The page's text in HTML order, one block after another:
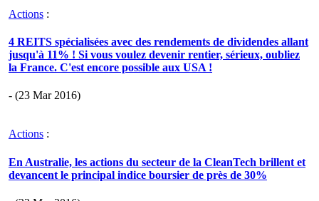
Actions :
4 REITS spécialisées avec des rendements de dividendes allant
jusqu'à 11% ! Si vous voulez devenir rentier, sérieux, oubliez
la France. C'est encore possible aux USA !
- (23 Mar 2016)
Actions :
En Australie, les actions du secteur de la CleanTech brillent et
devancent le principal indice boursier de près de 30%